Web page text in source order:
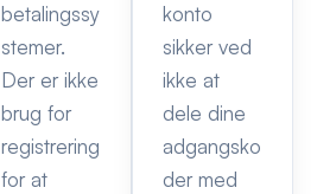
betalingssy
stemer.
Der er ikke
brug for
registrering
for at
konto
sikker ved
ikke at
dele dine
adgangsko
der med